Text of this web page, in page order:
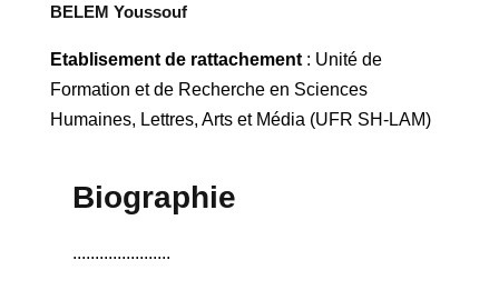
BELEM Youssouf
Etablisement de rattachement: Unité de
Formation et de Recherche en Sciences
Humaines, Lettres, Arts et Média (UFR SH-LAM)
Biographie
......................